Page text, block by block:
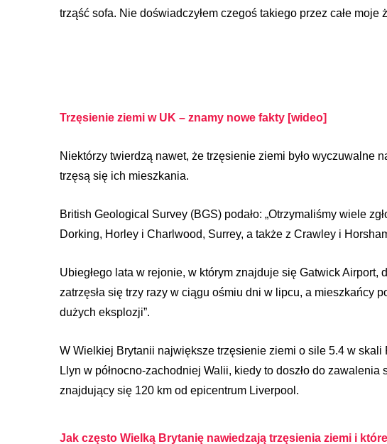
trząść sofa. Nie doświadczyłem czegoś takiego przez całe moje
Trzęsienie ziemi w UK – znamy nowe fakty [wideo]
Niektórzy twierdzą nawet, że trzęsienie ziemi było wyczuwalne
trzęsą się ich mieszkania.
British Geological Survey (BGS) podało: „Otrzymaliśmy wiele
Dorking, Horley i Charlwood, Surrey, a także z Crawley i
Ubiegłego lata w rejonie, w którym znajduje się Gatwick Airport,
zatrzęsła się trzy razy w ciągu ośmiu dni w lipcu, a mieszkańcy
dużych eksplozji”.
W Wielkiej Brytanii największe trzęsienie ziemi o sile 5.4 w skali
Llyn w północno-zachodniej Walii, kiedy to doszło do
znajdujący się 120 km od epicentrum Liverpool.
Jak często Wielką Brytanię nawiedzają trzęsienia ziemi i